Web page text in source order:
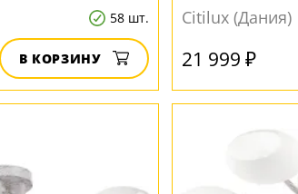
58 шт.
В КОРЗИНУ
Citilux (Дания)
21 999 ₽